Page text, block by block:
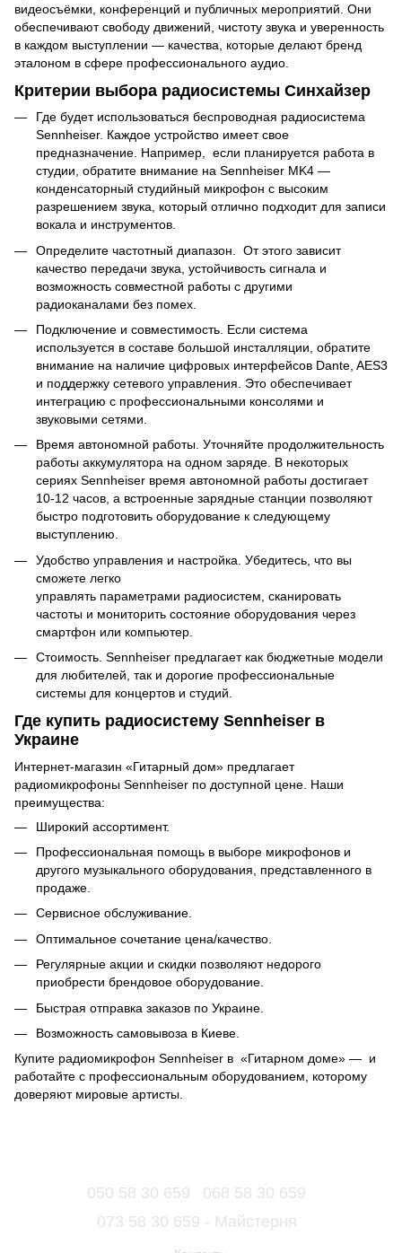
видеосъёмки, конференций и публичных мероприятий. Они
обеспечивают свободу движений, чистоту звука и уверенность
в каждом выступлении — качества, которые делают бренд
эталоном в сфере профессионального аудио.
Критерии выбора радиосистемы Синхайзер
Где будет использоваться беспроводная радиосистема
Sennheiser. Каждое устройство имеет свое
предназначение. Например, если планируется работа в
студии, обратите внимание на Sennheiser MK4 —
конденсаторный студийный микрофон с высоким
разрешением звука, который отлично подходит для записи
вокала и инструментов.
Определите частотный диапазон. От этого зависит
качество передачи звука, устойчивость сигнала и
возможность совместной работы с другими
радиоканалами без помех.
Подключение и совместимость. Если система
используется в составе большой инсталляции, обратите
внимание на наличие цифровых интерфейсов Dante, AES3
и поддержку сетевого управления. Это обеспечивает
интеграцию с профессиональными консолями и
звуковыми сетями.
Время автономной работы. Уточняйте продолжительность
работы аккумулятора на одном заряде. В некоторых
сериях Sennheiser время автономной работы достигает
10-12 часов, а встроенные зарядные станции позволяют
быстро подготовить оборудование к следующему
выступлению.
Удобство управления и настройка. Убедитесь, что вы
сможете легко
управлять параметрами радиосистем, сканировать
частоты и мониторить состояние оборудования через
смартфон или компьютер.
Стоимость. Sennheiser предлагает как бюджетные модели
для любителей, так и дорогие профессиональные
системы для концертов и студий.
Где купить радиосистему Sennheiser в
Украине
Интернет-магазин «Гитарный дом» предлагает
радиомикрофоны Sennheiser по доступной цене. Наши
преимущества:
Широкий ассортимент.
Профессиональная помощь в выборе микрофонов и
другого музыкального оборудования, представленного в
продаже.
Сервисное обслуживание.
Оптимальное сочетание цена/качество.
Регулярные акции и скидки позволяют недорого
приобрести брендовое оборудование.
Быстрая отправка заказов по Украине.
Возможность самовывоза в Киеве.
Купите радиомикрофон Sennheiser в «Гитарном доме» — и
работайте с профессиональным оборудованием, которому
доверяют мировые артисты.
050 58 30 659
068 58 30 659
073 58 30 659 - Майстерня